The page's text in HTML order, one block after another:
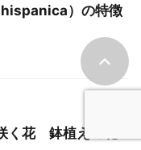
）の特徴
く花 鉢植えの花